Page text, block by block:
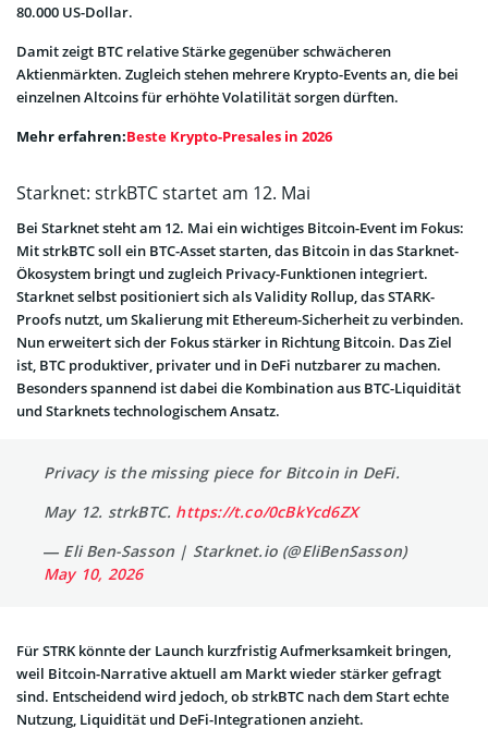
80.000 US-Dollar.
Damit zeigt BTC relative Stärke gegenüber schwächeren
Aktienmärkten. Zugleich stehen mehrere Krypto-Events an, die bei
einzelnen Altcoins für erhöhte Volatilität sorgen dürften.
Mehr erfahren:Beste Krypto-Presales in 2026
Starknet: strkBTC startet am 12. Mai
Bei Starknet steht am 12. Mai ein wichtiges Bitcoin-Event im Fokus:
Mit strkBTC soll ein BTC-Asset starten, das Bitcoin in das Starknet-
Ökosystem bringt und zugleich Privacy-Funktionen integriert.
Starknet selbst positioniert sich als Validity Rollup, das STARK-
Proofs nutzt, um Skalierung mit Ethereum-Sicherheit zu verbinden.
Nun erweitert sich der Fokus stärker in Richtung Bitcoin. Das Ziel
ist, BTC produktiver, privater und in DeFi nutzbarer zu machen.
Besonders spannend ist dabei die Kombination aus BTC-Liquidität
und Starknets technologischem Ansatz.
Privacy is the missing piece for Bitcoin in DeFi.
May 12. strkBTC. https://t.co/0cBkYcd6ZX
— Eli Ben-Sasson | Starknet.io (@EliBenSasson)
May 10, 2026
Für STRK könnte der Launch kurzfristig Aufmerksamkeit bringen,
weil Bitcoin-Narrative aktuell am Markt wieder stärker gefragt
sind. Entscheidend wird jedoch, ob strkBTC nach dem Start echte
Nutzung, Liquidität und DeFi-Integrationen anzieht.